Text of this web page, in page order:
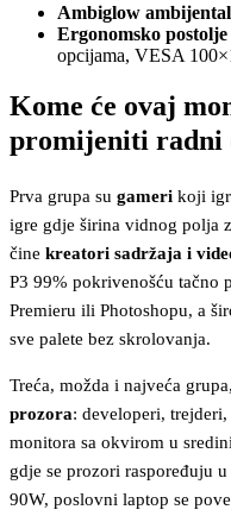
Ambiglow
Ergonomsko postolje
opcijama, VESA
Kome će ovaj
promijeniti radni
Prva grupa su gameri koji
igre gdje širina vidnog polja
čine kreatori sadržaja i
P3 99% pokrivenošću tačno
Premieru ili Photoshopu, a
sve palete bez skrolovanja.
Treća, možda i najveća
prozora: developeri,
monitora sa okvirom u
gdje se prozori raspoređuju
90W, poslovni laptop se